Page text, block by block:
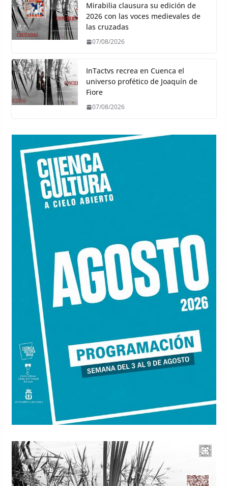
Mirabilia clausura su edición de
2026 con las voces medievales de
las cruzadas
07/08/2026
InTactvs recrea en Cuenca el
universo profético de Joaquín de
Fiore
07/08/2026